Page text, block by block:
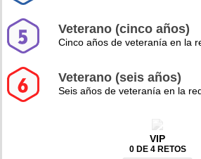
Veterano (cinco años)
Cinco años de veteranía en la
Veterano (seis años)
Seis años de veteranía en la
VIP
0 DE 4 RETOS